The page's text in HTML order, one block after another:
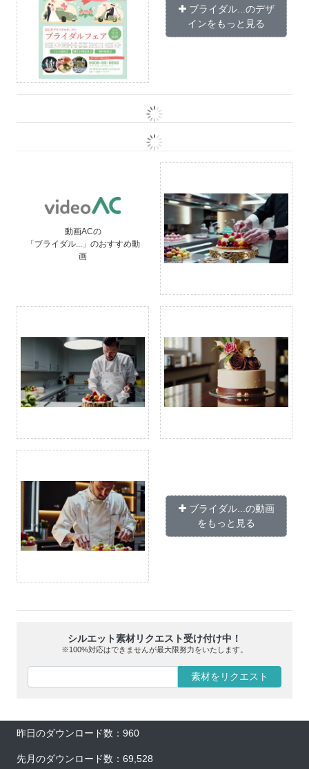
ブライダル...のデザ
インをもっと見る
動画ACの
「ブライダル...」のおすすめ動
画
ブライダル...の動画
をもっと見る
シルエット素材リクエスト受け付け中！
※100%対応はできませんが最大限努力をいたします。
素材をリクエスト
昨日のダウンロード数：960
先月のダウンロード数：69,528